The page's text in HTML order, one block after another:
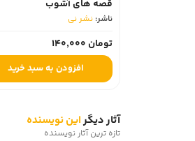
قصه های آشوب
ناشر: نشر نی
تومان 140,000
افزودن به سبد خرید
آثار دیگراین نویسنده
تازه ترین آثار نویسنده